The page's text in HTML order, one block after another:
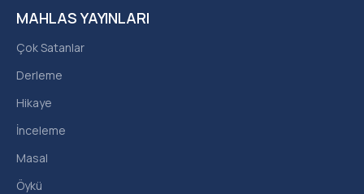
MAHLAS YAYINLARI
Çok Satanlar
Derleme
Hikaye
İnceleme
Masal
Öykü